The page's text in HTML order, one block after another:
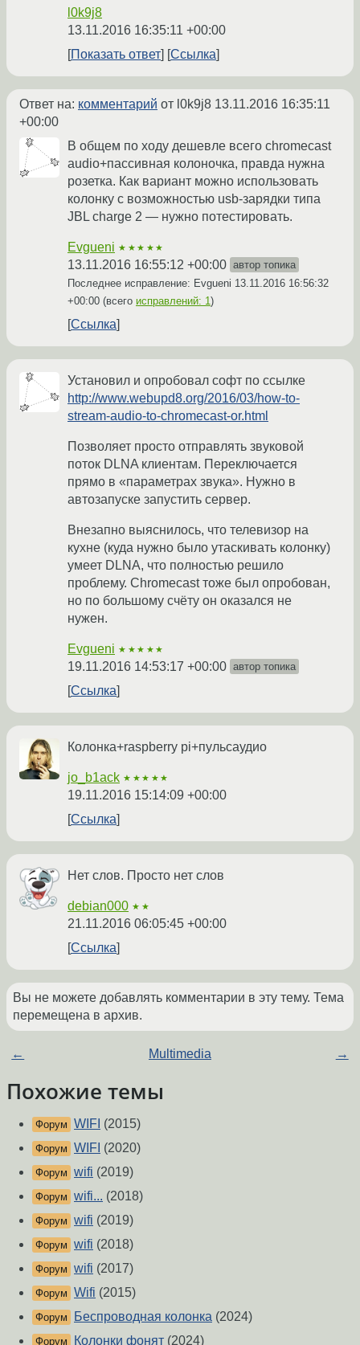
l0k9j8
13.11.2016 16:35:11 +00:00
Показать ответ
Ссылка
Ответ на: комментарий от l0k9j8 13.11.2016 16:35:11
+00:00
В общем по ходу дешевле всего chromecast
audio+пассивная колоночка, правда нужна
розетка. Как вариант можно использовать
колонку с возможностью usb-зарядки типа
JBL charge 2 — нужно потестировать.
Evgueni ★★★★★
13.11.2016 16:55:12 +00:00 автор топика
Последнее исправление: Evgueni 13.11.2016 16:56:32
+00:00 (всего исправлений: 1)
Ссылка
Установил и опробовал софт по ссылке
http://www.webupd8.org/2016/03/how-to-
stream-audio-to-chromecast-or.html
Позволяет просто отправлять звуковой
поток DLNA клиентам. Переключается
прямо в «параметрах звука». Нужно в
автозапуске запустить сервер.
Внезапно выяснилось, что телевизор на
кухне (куда нужно было утаскивать колонку)
умеет DLNA, что полностью решило
проблему. Chromecast тоже был опробован,
но по большому счёту он оказался не
нужен.
Evgueni ★★★★★
19.11.2016 14:53:17 +00:00 автор топика
Ссылка
Колонка+raspberry pi+пульсаудио
jo_b1ack ★★★★★
19.11.2016 15:14:09 +00:00
Ссылка
Нет слов. Просто нет слов
debian000 ★★
21.11.2016 06:05:45 +00:00
Ссылка
Вы не можете добавлять комментарии в эту тему. Тема
перемещена в архив.
← Multimedia →
Похожие темы
Форум WIFI (2015)
Форум WIFI (2020)
Форум wifi (2019)
Форум wifi... (2018)
Форум wifi (2019)
Форум wifi (2018)
Форум wifi (2017)
Форум Wifi (2015)
Форум Беспроводная колонка (2024)
Форум Колонки фонят (2024)